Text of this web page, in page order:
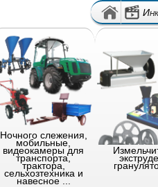
Ночного слежения,
мобильные,
видеокамеры для
транспорта,
трактора,
сельхозтехника и
навесное ...